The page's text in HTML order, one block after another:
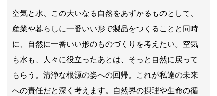
空気と水、この大いなる自然をあずかるものとして、
産業や暮らしに一番いい形で製品をつくることと同時
に、自然に一番いい形のものづくりを考えたい。空気
も水も、人々に役立ったあとは、そっと自然に戻って
もらう。清浄な根源の姿への回帰。これが私達の未来
への責任だと深く考えます。自然界の摂理や生命の循